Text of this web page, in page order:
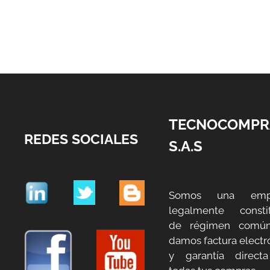
REDES SOCIALES
S.A.S
Somos una
legalmente
de régimen
damos factura
y garantía